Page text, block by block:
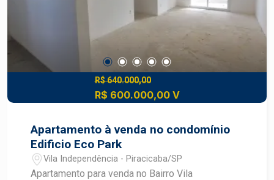
funcional para o dia a dia e momentos de lazer.
Construa seu futuro com quem é agente de
desenvolvimento do mercado imobiliário de
Piracicaba. Agende uma visita com Corretores
Frias Neto
R$ 640.000,00
R$ 600.000,00 V
Apartamento à venda no condomínio
Edificio Eco Park
Vila Independência - Piracicaba/SP
Apartamento para venda no Bairro Vila